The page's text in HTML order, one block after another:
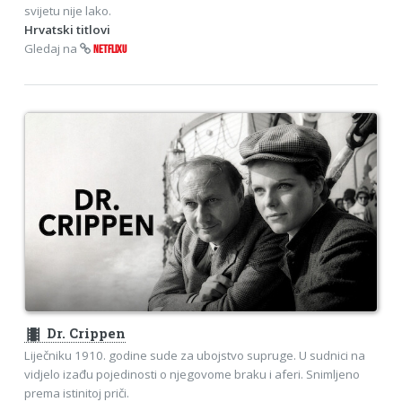
svijetu nije lako.
Hrvatski titlovi
Gledaj na
NETFLIXU
theaters Dr. Crippen
Liječniku 1910. godine sude za ubojstvo supruge. U sudnici na
vidjelo izađu pojedinosti o njegovome braku i aferi. Snimljeno
prema istinitoj priči.